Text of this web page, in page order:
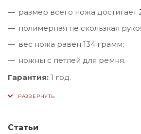
размер всего ножа достигает
полимерная не скользкая
вес ножа равен 134 грамм;
ножны с петлей для ремня.
Гарантия: 1 год.
Статьи